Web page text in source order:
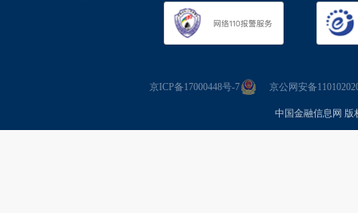
京ICP备17000448号-7 京公网安备
中国金融信息网 版